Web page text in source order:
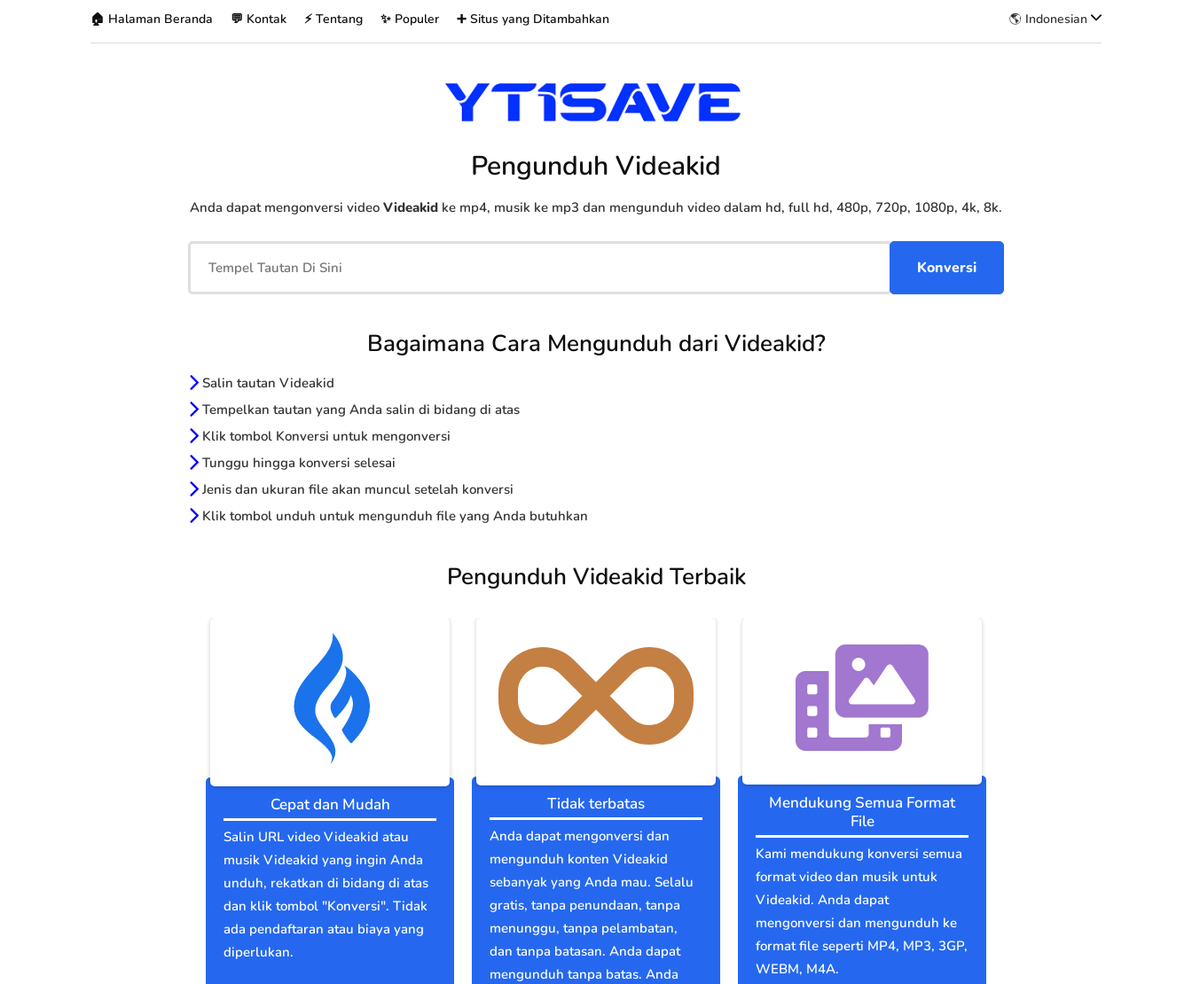
🏠 Halaman Beranda 💬 Kontak ⚡ Tentang ✨ Populer ➕ Situs yang Ditambahkan 🌎 Indonesian
Pengunduh Videakid
Anda dapat mengonversi video Videakid ke mp4, musik ke mp3 dan mengunduh video dalam hd, full hd, 480p, 720p, 1080p, 4k, 8k.
Bagaimana Cara Mengunduh dari Videakid?
Salin tautan Videakid
Tempelkan tautan yang Anda salin di bidang di atas
Klik tombol Konversi untuk mengonversi
Tunggu hingga konversi selesai
Jenis dan ukuran file akan muncul setelah konversi
Klik tombol unduh untuk mengunduh file yang Anda butuhkan
Pengunduh Videakid Terbaik
Cepat dan Mudah
Salin URL video Videakid atau
musik Videakid yang ingin Anda
unduh, rekatkan di bidang di atas
dan klik tombol "Konversi". Tidak
ada pendaftaran atau biaya yang
diperlukan.
Tidak terbatas
Anda dapat mengonversi dan
mengunduh konten Videakid
sebanyak yang Anda mau. Selalu
gratis, tanpa penundaan, tanpa
menunggu, tanpa pelambatan,
dan tanpa batasan. Anda dapat
mengunduh tanpa batas. Anda
Mendukung Semua Format
File
Kami mendukung konversi semua
format video dan musik untuk
Videakid. Anda dapat
mengonversi dan mengunduh ke
format file seperti MP4, MP3, 3GP,
WEBM, M4A.